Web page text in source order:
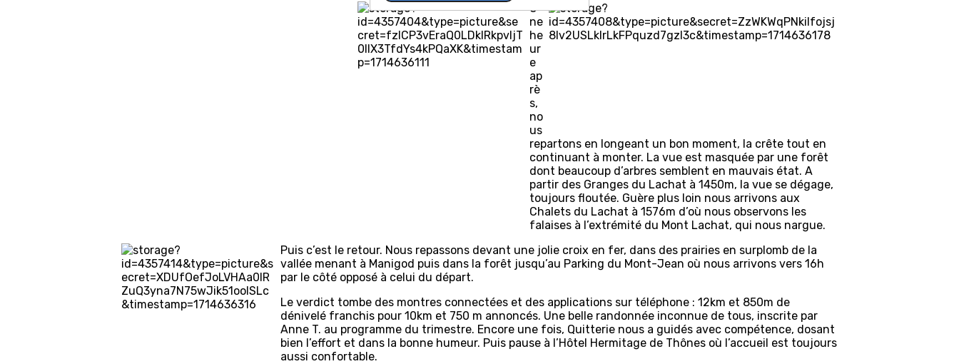
U
ne
he
ur
e
ap
rè
s,
no
us
repartons en longeant un bon moment, la crête tout en
continuant à monter. La vue est masquée par une forêt
dont beaucoup d’arbres semblent en mauvais état. A
partir des Granges du Lachat à 1450m, la vue se dégage,
toujours floutée. Guère plus loin nous arrivons aux
Chalets du Lachat à 1576m d’où nous observons les
falaises à l’extrémité du Mont Lachat, qui nous nargue.
Puis c’est le retour. Nous repassons devant une jolie croix en fer, dans des prairies en surplomb de la
vallée menant à Manigod puis dans la forêt jusqu’au Parking du Mont-Jean où nous arrivons vers 16h
par le côté opposé à celui du départ.
Le verdict tombe des montres connectées et des applications sur téléphone : 12km et 850m de
dénivelé franchis pour 10km et 750 m annoncés. Une belle randonnée inconnue de tous, inscrite par
Anne T. au programme du trimestre. Encore une fois, Quitterie nous a guidés avec compétence, dosant
bien l’effort et dans la bonne humeur. Puis pause à l’Hôtel Hermitage de Thônes où l’accueil est toujours
aussi confortable.